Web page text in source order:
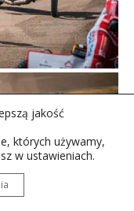
jakość
których używamy,
w ustawieniach.